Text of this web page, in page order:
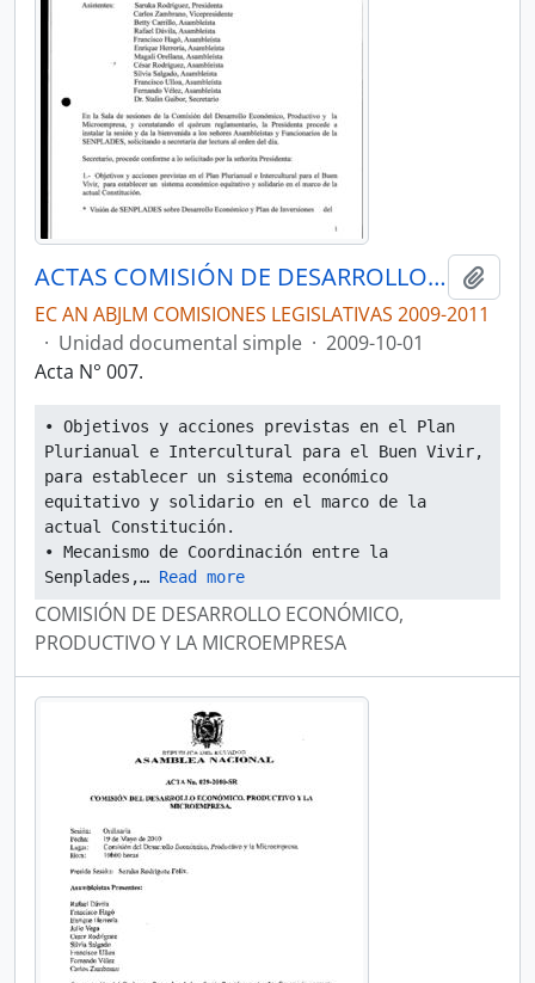
ACTAS COMISIÓN DE DESARROLLO ECONÓMICO, PRODUCTIVO Y LA MICROEMPRESA
EC AN ABJLM COMISIONES LEGISLATIVAS 2009-2011
· Unidad documental simple · 2009-10-01
Acta N° 007.
• Objetivos y acciones previstas en el Plan
Plurianual e Intercultural para el Buen Vivir,
para establecer un sistema económico
equitativo y solidario en el marco de la
actual Constitución.
• Mecanismo de Coordinación entre la
Senplades,… Read more
COMISIÓN DE DESARROLLO ECONÓMICO,
PRODUCTIVO Y LA MICROEMPRESA